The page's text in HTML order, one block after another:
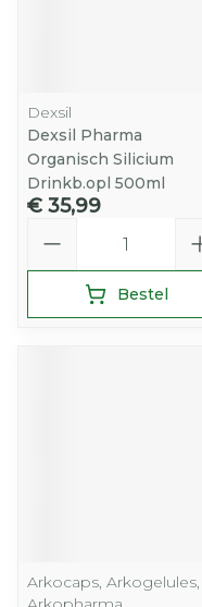
Dexsil
Dexsil Pharma
Organisch Silicium
Drinkb.opl 500ml
€ 35,99
Bestel
Arkocaps, Arkogelules,